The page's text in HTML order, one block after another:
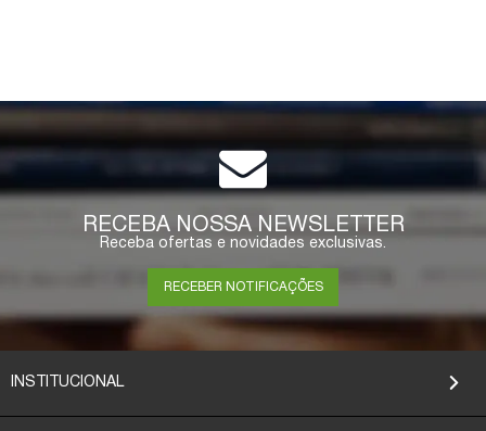
RECEBA NOSSA NEWSLETTER
Receba ofertas e novidades exclusivas.
RECEBER NOTIFICAÇÕES
INSTITUCIONAL